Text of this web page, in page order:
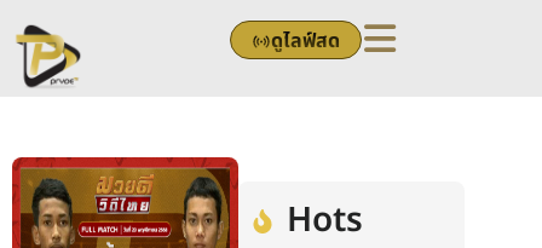
to
content
ดูไลฟ์สด
Hots